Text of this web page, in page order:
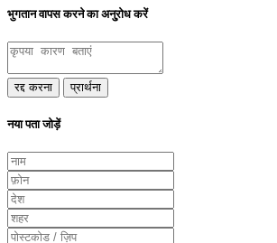
भुगतान वापस करने का अनु्रोध करें
रद्द करना प्रार्थना
नया पता जोड़ें